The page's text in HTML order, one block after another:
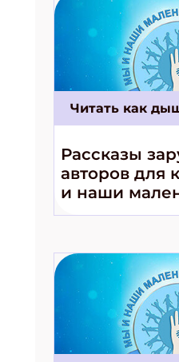
Читать как
Рассказы
авторов для
и наши